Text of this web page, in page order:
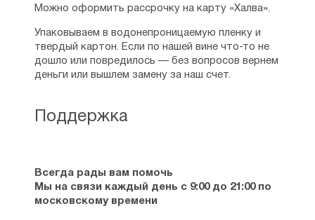
Поддержка
Всегда рады вам помочь
Мы на связи каждый день с 9:00 до 21:00 по
московскому времени
Можно оформить рассрочку на карту «Халва».
Упаковываем в водонепроницаемую пленку и
твердый картон. Если по нашей вине что-то не
дошло или повредилось — без вопросов вернем
деньги или вышлем замену за наш счет.